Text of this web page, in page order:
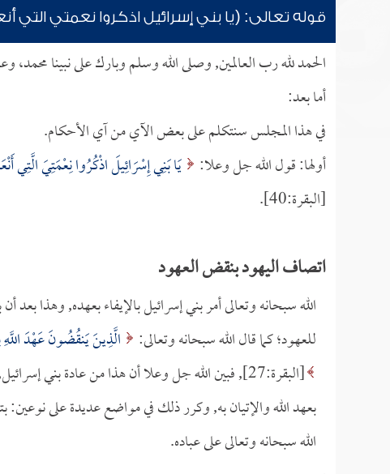
قوله تعالى: (يا بني إسرائيل اذكروا نعمتي
الحمد لله رب العالمين, وصلى الله وسلم وبارك على نبينا
أما بعد:
في هذا المجلس سنتكلم على بعض الآي من آي الأحكام.
أولها: قول الله جل وعلا: يَا بَنِي إِسْرَائِيلَ اذْكُرُوا نِعْمَتِيَ
[البقرة:40].
اتصاف اليهود بنقض العهود
الله سبحانه وتعالى أمر بني إسرائيل بالإيفاء بعهده, وهذا
للعهود؛ كما قال الله سبحانه وتعالى:
الَّذِينَ يَنقُضُونَ عَهْدَ
[البقرة:27], فبين الله جل وعلا أن هذا من عادة بني
بعهد الله والإتيان به, وكرر ذلك في مواضع عديدة على نوعين:
الله سبحانه وتعالى على عباده.